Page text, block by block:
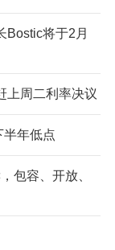
Bostic将于2月
上周二利率决议
半年低点
包容、开放、